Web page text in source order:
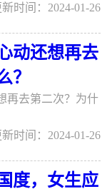
新时间：2024-01-26
动还想再去
？
再去第二次？为什
新时间：2024-01-26
度，女生应